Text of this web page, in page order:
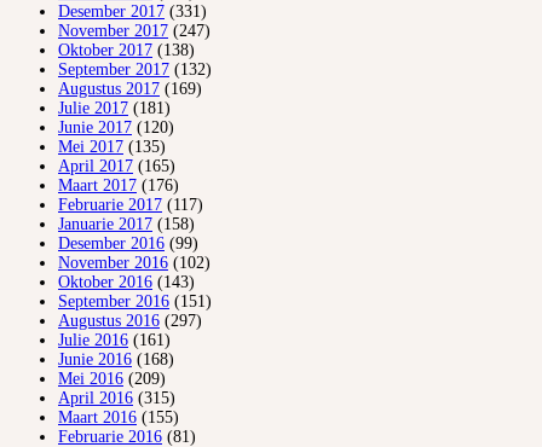
Desember 2017 (331)
November 2017 (247)
Oktober 2017 (138)
September 2017 (132)
Augustus 2017 (169)
Julie 2017 (181)
Junie 2017 (120)
Mei 2017 (135)
April 2017 (165)
Maart 2017 (176)
Februarie 2017 (117)
Januarie 2017 (158)
Desember 2016 (99)
November 2016 (102)
Oktober 2016 (143)
September 2016 (151)
Augustus 2016 (297)
Julie 2016 (161)
Junie 2016 (168)
Mei 2016 (209)
April 2016 (315)
Maart 2016 (155)
Februarie 2016 (81)